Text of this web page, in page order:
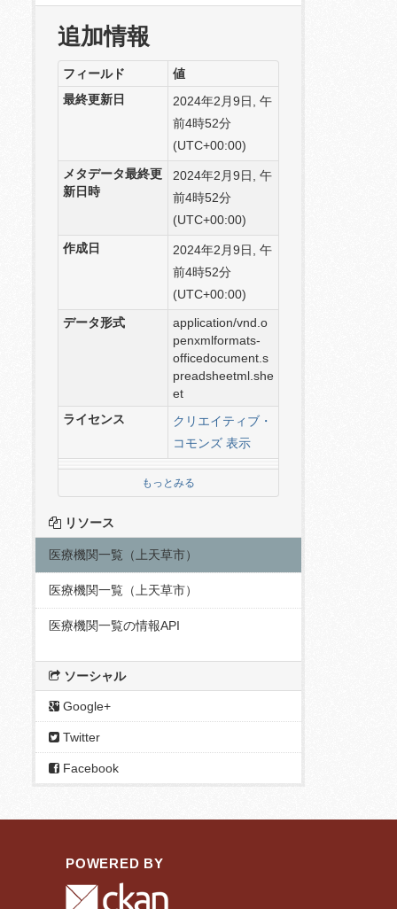
追加情報
フィールド
値
最終更新日
2024年2月9日, 午
前4時52分
(UTC+00:00)
メタデータ最終更
新日時
2024年2月9日, 午
前4時52分
(UTC+00:00)
作成日
2024年2月9日, 午
前4時52分
(UTC+00:00)
データ形式
application/vnd.o
penxmlformats-
officedocument.s
preadsheetml.she
et
ライセンス
クリエイティブ・
コモンズ 表示
もっとみる
リソース
医療機関一覧（上天草市）
医療機関一覧（上天草市）
医療機関一覧の情報API
ソーシャル
Google+
Twitter
Facebook
POWERED BY